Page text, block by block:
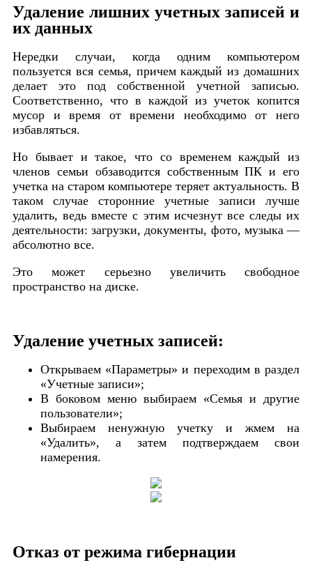
Удаление лишних учетных записей и
их данных
Нередки случаи, когда одним компьютером
пользуется вся семья, причем каждый из домашних
делает это под собственной учетной записью.
Соответственно, что в каждой из учеток копится
мусор и время от времени необходимо от него
избавляться.
Но бывает и такое, что со временем каждый из
членов семьи обзаводится собственным ПК и его
учетка на старом компьютере теряет актуальность. В
таком случае сторонние учетные записи лучше
удалить, ведь вместе с этим исчезнут все следы их
деятельности: загрузки, документы, фото, музыка —
абсолютно все.
Это может серьезно увеличить свободное
пространство на диске.
Удаление учетных записей:
Открываем «Параметры» и переходим в раздел
«Учетные записи»;
В боковом меню выбираем «Семья и другие
пользователи»;
Выбираем ненужную учетку и жмем на
«Удалить», а затем подтверждаем свои
намерения.
Отказ от режима гибернации